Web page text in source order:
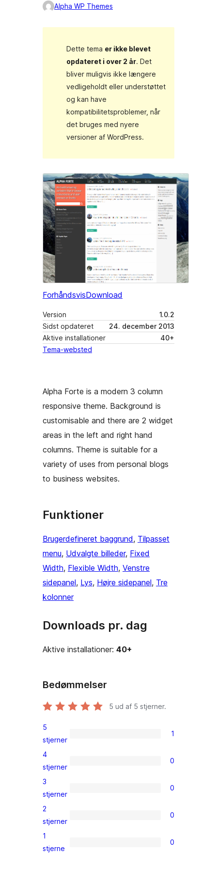
Alpha WP Themes
Dette tema er ikke blevet
opdateret i over 2 år. Det
bliver muligvis ikke længere
vedligeholdt eller understøttet
og kan have
kompatibilitetsproblemer, når
det bruges med nyere
versioner af WordPress.
ForhåndsvisDownload
Version
1.0.2
Sidst opdateret
24. december 2013
Aktive installationer
40+
Tema-websted
Alpha Forte is a modern 3 column
responsive theme. Background is
customisable and there are 2 widget
areas in the left and right hand
columns. Theme is suitable for a
variety of uses from personal blogs
to business websites.
Funktioner
Brugerdefineret baggrund, Tilpasset
menu, Udvalgte billeder, Fixed
Width, Flexible Width, Venstre
sidepanel, Lys, Højre sidepanel, Tre
kolonner
Downloads pr. dag
Aktive installationer: 40+
Bedømmelser
5 ud af 5 stjerner.
1
5-
stjernet
5
stjerner
1
0
4-
stjernet
4
stjerner
0
0
3-
stjernet
3
stjerner
0
0
2-
stjernet
2
stjerner
0
0
1
stjerne
0